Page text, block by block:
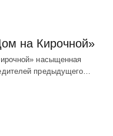
на Кирочной»
насыщенная
предыдущего…